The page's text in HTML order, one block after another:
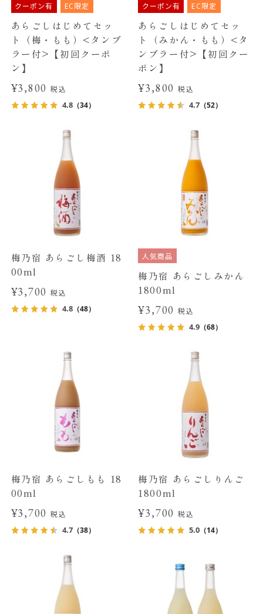
クーポン有 EC限定
あらごしはじめてセッ
ト（梅・もも）<タンブ
ラー付>【初回クーポ
ン】
¥3,800税込
4.8（34）
クーポン有 EC限定
あらごしはじめてセッ
ト（みかん・もも）<タ
ンブラー付>【初回クー
ポン】
¥3,800 税込
4.7 （52）
梅乃宿 あらごし梅酒 18
00ml
¥3,700税込
4.8（48）
人気商品
梅乃宿 あらごしみかん
1800ml
¥3,700 税込
4.9 （68）
梅乃宿 あらごしもも 18
00ml
¥3,700税込
4.7（38）
梅乃宿 あらごしりんご
1800ml
¥3,700 税込
5.0 （14）